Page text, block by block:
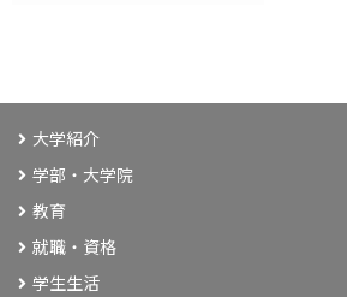
大学紹介
学部・大学院
教育
就職・資格
学生生活